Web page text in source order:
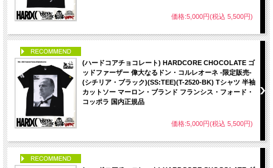
価格:5,000円(税込 5,500円)
(ハードコアチョコレート) HARDCORE CHOCOLATE ゴ
ッドファーザー 偉大なるドン・コルレオーネ -限定販売-
(シチリア・ブラック)(SS:TEE)(T-2520-BK) Tシャツ 半袖
カットソー マーロン・ブランド フランシス・フォード・
コッポラ 国内正規品
価格:5,000円(税込 5,500円)